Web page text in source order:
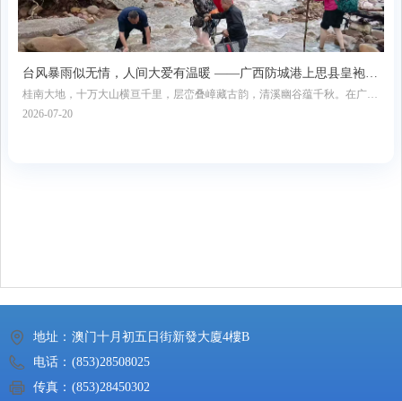
台风暴雨似无情，人间大爱有温暖 ——广西防城港上思县皇袍山
澳门同胞历险记
桂南大地，十万大山横亘千里，层峦叠嶂藏古韵，清溪幽谷蕴千秋。在广西
防城港市上思县的深山腹地，皇袍山静立群山之间，携六百年帝王传说，揽
2026-07-20
地址： 澳门十月初五日街新發大廈4樓B
电话： (853)28508025
传真： (853)28450302